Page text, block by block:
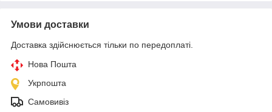
Умови доставки
Доставка здійснюється тільки по передоплаті.
Нова Пошта
Укрпошта
Самовивіз